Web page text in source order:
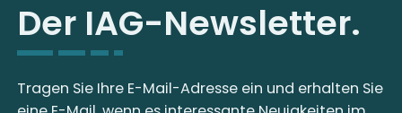
Der IAG-Newsletter.
Tragen Sie Ihre E-Mail-Adresse ein und erhalten Sie